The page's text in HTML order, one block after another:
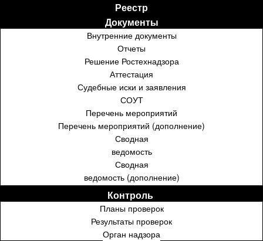
Реестр
Документы
Внутренние документы
Отчеты
Решение Ростехнадзора
Аттестация
Судебные иски и заявления
СОУТ
Перечень мероприятий
Перечень мероприятий (дополнение)
Сводная
ведомость
Сводная
ведомость (дополнение)
Контроль ⁣⁣⁣⁣
Планы проверок
Результаты проверок
Орган надзора